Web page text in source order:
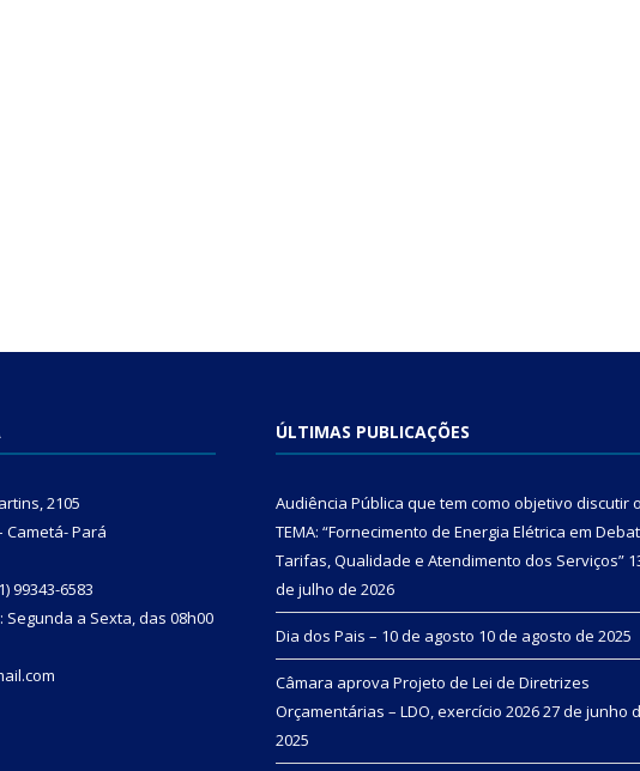
2105
Cametá- Pará
99343-6583
a Sexta, das 08h00
ÚLTIMAS PUBLICAÇÕES
Audiência Pública que tem como objetivo discutir o
TEMA: “Fornecimento de Energia Elétrica em
Tarifas, Qualidade e Atendimento dos Serviços”
de julho de 2026
Dia dos Pais – 10 de agosto 10 de agosto de 2025
Câmara aprova Projeto de Lei de Diretrizes
Orçamentárias – LDO, exercício 202627 de junho
2025